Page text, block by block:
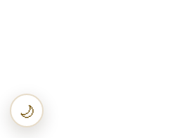
🌙เปลี่ยนเป็นโหมดกลางคืน